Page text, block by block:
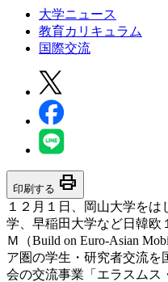
大学ニュース
教育カリキュラム
国際交流
印刷する print
１２月１日、岡山大学を
学、早稲田大学など日韓欧
Ｍ（Build on Euro-Asian
ア圏の学生・研究者交流を
会の交流事業「エラスムス